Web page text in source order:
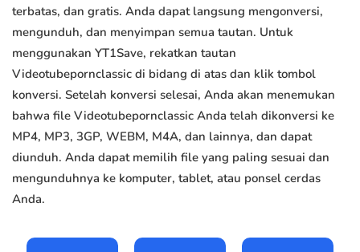
terbatas, dan gratis. Anda dapat langsung mengonversi,
mengunduh, dan menyimpan semua tautan. Untuk
menggunakan YT1Save, rekatkan tautan
Videotubepornclassic di bidang di atas dan klik tombol
konversi. Setelah konversi selesai, Anda akan menemukan
bahwa file Videotubepornclassic Anda telah dikonversi ke
MP4, MP3, 3GP, WEBM, M4A, dan lainnya, dan dapat
diunduh. Anda dapat memilih file yang paling sesuai dan
mengunduhnya ke komputer, tablet, atau ponsel cerdas
Anda.